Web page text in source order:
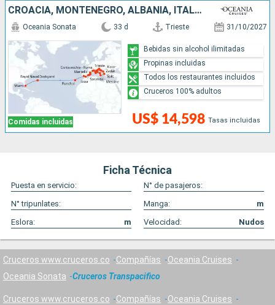
CROACIA, MONTENEGRO, ALBANIA, ITALIA, FRANCIA, ESPAÑA, PORTUGAL, REINO UNIDO, ESTADOS UNIDOS
Comidas incluidas
Oceania Sonata 33 d Trieste 31/10/2027
US$ 14,598 Tasas incluidas
Bebidas sin alcohol ilimitadas
Propinas incluidas
Todos los restaurantes incluidos
Cruceros 100% adultos
Ficha Técnica
Puesta en servicio:
N° de pasajeros:
N° tripunlates:
Manga:
m
Eslora:
m Velocidad: Nudos
Cruceros www.cruceros.co Compañías
Oceania Cruises
Oceania Sonata
Cruceros Transpacifico
Cruceros www.cruceros.co Compañías
Oceania Cruises